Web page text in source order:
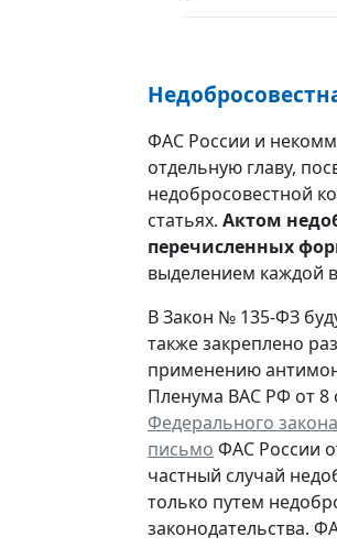
ФАС России и
отдельную главу,
недобросовестной
статьях. Актом
перечисленных
выделением каждой
В Закон № 135-ФЗ
также закреплено
применению
Пленума ВАС РФ от 8
Федерального
письмо ФАС России
частный случай
только путем
законодательства.